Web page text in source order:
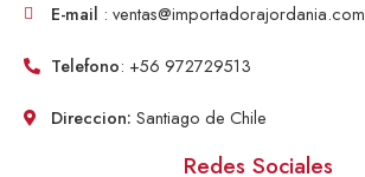
E-mail : ventas@importadorajordania.com
Telefono: +56 972729513
Direccion: Santiago de Chile
Redes Sociales